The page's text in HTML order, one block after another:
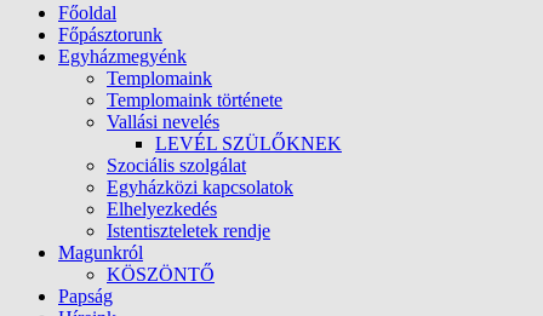
Főoldal
Főpásztorunk
Egyházmegyénk
Templomaink
Templomaink története
Vallási nevelés
LEVÉL SZÜLŐKNEK
Szociális szolgálat
Egyházközi kapcsolatok
Elhelyezkedés
Istentiszteletek rendje
Magunkról
KÖSZÖNTŐ
Papság